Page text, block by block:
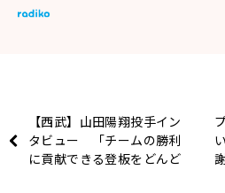
【西武】山田陽翔投手イン
タビュー 「チームの勝利
に貢献できる登板をどんど